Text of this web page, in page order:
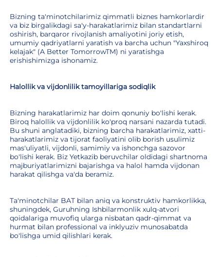
Bizning ta'minotchilarimiz qimmatli biznes hamkorlardir
va biz birgalikdagi sa'y-harakatlarimiz bilan standartlarni
oshirish, barqaror rivojlanish amaliyotini joriy etish,
umumiy qadriyatlarni yaratish va barcha uchun "Yaxshiroq
kelajak" (A Better TomorrowTM) ni yaratishga
erishishimizga ishonamiz.
Halollik va vijdonlilik tamoyillariga sodiqlik
Bizning harakatlarimiz har doim qonuniy bo'lishi kerak.
Biroq halollik va vijdonlilik ko'proq narsani nazarda tutadi.
Bu shuni anglatadiki, bizning barcha harakatlarimiz, xatti-
harakatlarimiz va tijorat faoliyatini olib borish usulimiz
mas'uliyatli, vijdonli, samimiy va ishonchga sazovor
bo'lishi kerak. Biz Yetkazib beruvchilar oldidagi shartnoma
majburiyatlarimizni bajarishga va halol hamda vijdonan
harakat qilishga va'da beramiz.
Ta'minotchilar BAT bilan aniq va konstruktiv hamkorlikka,
shuningdek, Guruhning Ishbilarmonlik xulq-atvori
qoidalariga muvofiq ularga nisbatan qadr-qimmat va
hurmat bilan professional va inklyuziv munosabatda
bo'lishga umid qilishlari kerak.